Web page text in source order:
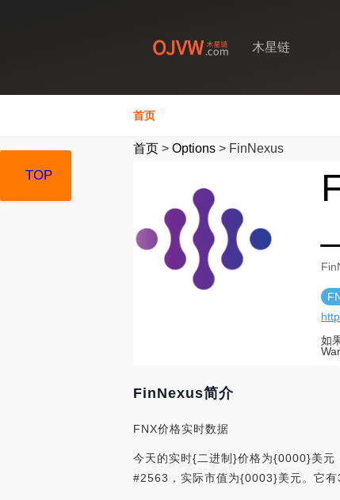
木星链
首页
首页 > Options > FinNexus
如
FinNexus简介
FNX价格实时数据
今天的实时{二进制}价格为{0000}美
#2563，实际市值为{0003}美元。它有
TOP
TOP
TOP